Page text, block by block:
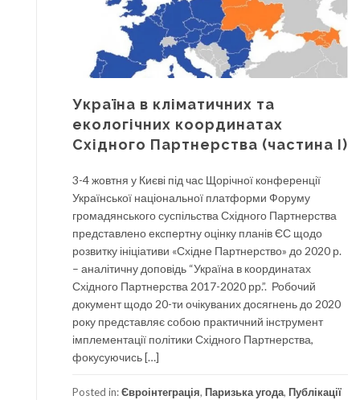
Україна в кліматичних та
екологічних координатах
Східного Партнерства (частина І)
3-4 жовтня у Києві під час Щорічної конференції
Української національної платформи Форуму
громадянського суспільства Східного Партнерства
представлено експертну оцінку планів ЄС щодо
розвитку ініціативи «Східне Партнерство» до 2020 р.
– аналітичну доповідь “Україна в координатах
Східного Партнерства 2017-2020 рр.”. Робочий
документ щодо 20-ти очікуваних досягнень до 2020
року представляє собою практичний інструмент
імплементації політики Східного Партнерства,
фокусуючись […]
Posted in:Євроінтеграція, Паризька угода, Публікації